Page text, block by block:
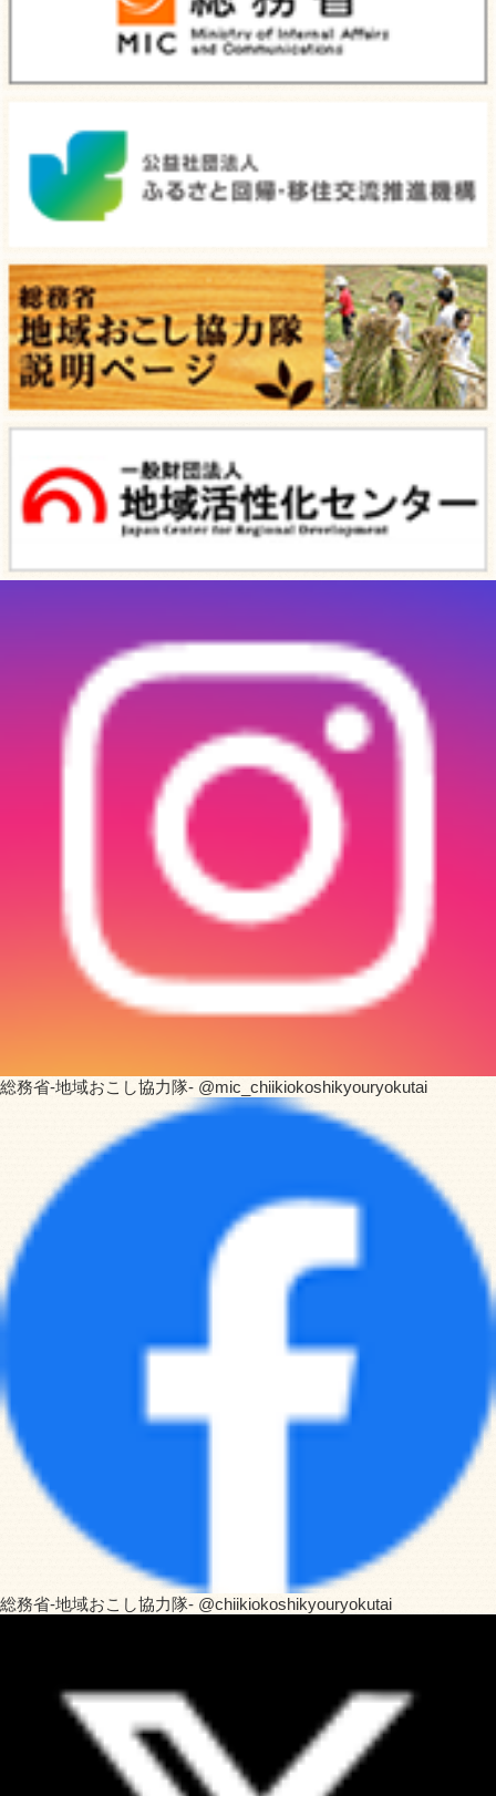
総務省-地域おこし協力隊- @mic_chiikiokoshikyouryokutai
総務省-地域おこし協力隊- @chiikiokoshikyouryokutai